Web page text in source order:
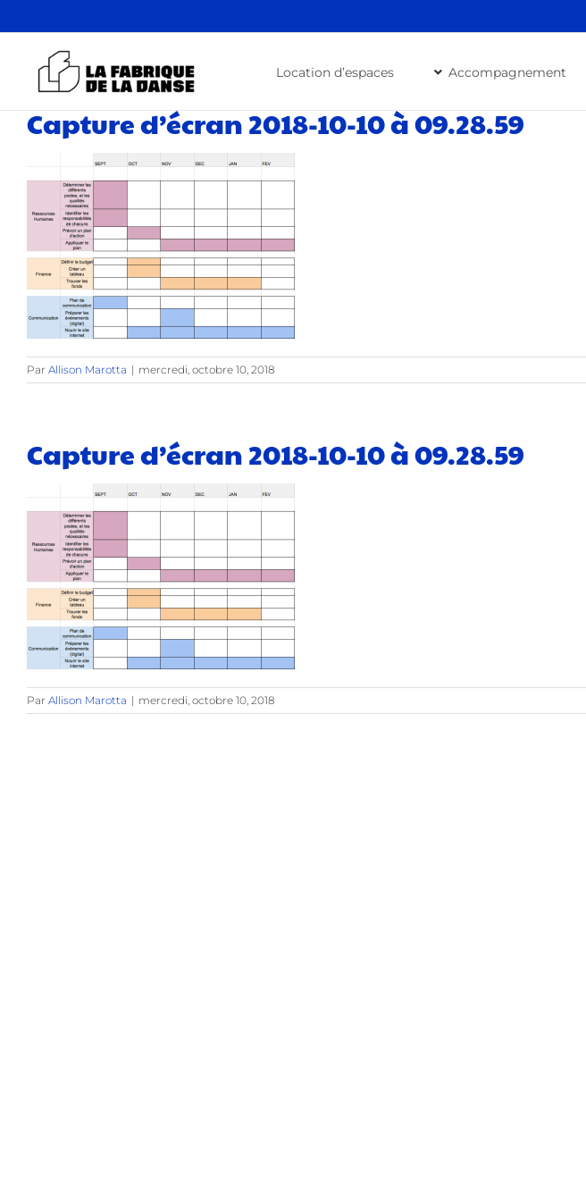
au
Location d’espaces Accompagnement
Capture d’écran 2018-10-10 à 09.28.59
Par Allison Marotta | mercredi, octobre 10, 2018
Capture d’écran 2018-10-10 à 09.28.59
Par Allison Marotta | mercredi, octobre 10, 2018